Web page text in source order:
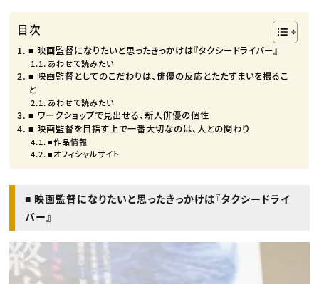
目次
■ 映画監督になりたいと思ったきっかけは『タクシードライバー』
あわせて読みたい
■ 映画監督としてのこだわりは、俳優の反応とたたずまいを撮るこ
と
あわせて読みたい
■ ワークショップで見出せる、新人俳優の個性
■ 映画監督を目指す上で一番大切なのは、人との関わり
■作品情報
■オフィシャルサイト
■ 映画監督になりたいと思ったきっかけは『タクシードライ
バー』